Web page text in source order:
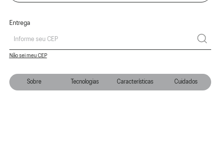
Sobre Tecnologias Características Cuidados
Entrega
Não sei meu CEP